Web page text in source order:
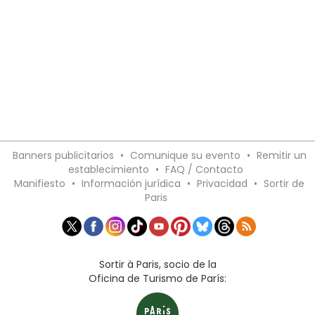
Banners publicitarios • Comunique su evento • Remitir un
establecimiento • FAQ / Contacto
Manifiesto • Información jurídica • Privacidad • Sortir de
Paris
Sortir à Paris, socio de la
Oficina de Turismo de París: